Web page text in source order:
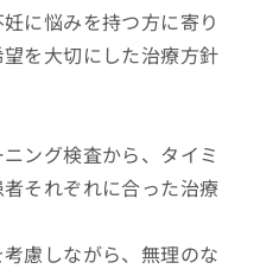
に悩みを持つ方に寄り
を大切にした治療方針
ング検査から、タイミ
それぞれに合った治療
慮しながら、無理のな